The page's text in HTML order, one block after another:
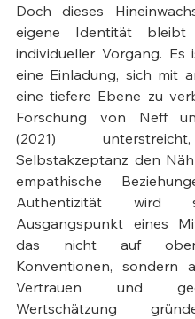
Doch dieses
eigene Identität
individueller Vorgang. Es
eine Einladung, sich mit
eine tiefere Ebene zu
Forschung von Neff
(2021)
Selbstakzeptanz den
empathische
Authentizität wird
Ausgangspunkt eines
das nicht auf
Konventionen, sondern
Vertrauen und
Wertschätzung